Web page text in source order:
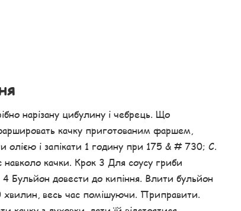
нарізану цибулину і чебрець. Що
качку приготованим фаршем,
олією і запікати 1 годину при 175 & # 730; С.
навколо качки. Крок 3 Для соусу гриби
Бульйон довести до кипіння. Влити бульйон
хвилин, весь час помішуючи. Приправити.